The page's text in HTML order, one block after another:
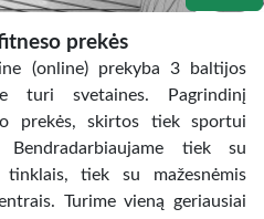
prekės
(online) prekyba 3 baltijos
turi svetaines. Pagrindinį
prekės, skirtos tiek sportui
tiek su
tiek su mažesnėmis
Turime vieną geriausiai